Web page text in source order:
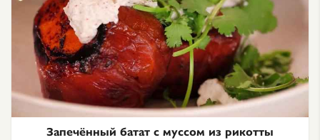
Запечённый батат с муссом из рикотты